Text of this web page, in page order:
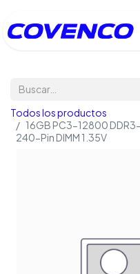
Todos los productos
16GB PC3-12800
240-Pin DIMM 1.35V